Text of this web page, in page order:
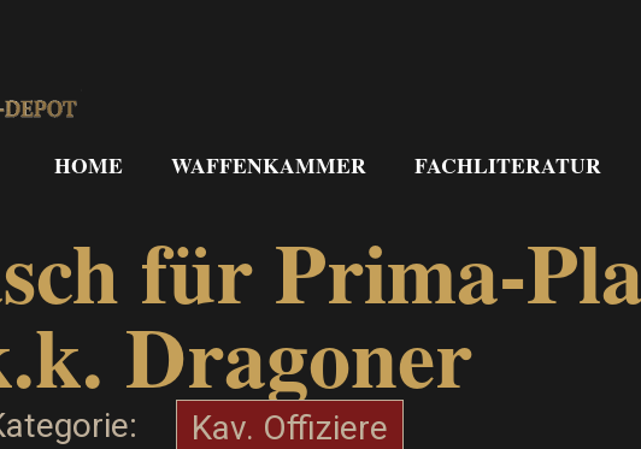
HOME WAFFENKAMMER FACHLITERATUR
für Prima-
Dragoner
Kav. Offiziere